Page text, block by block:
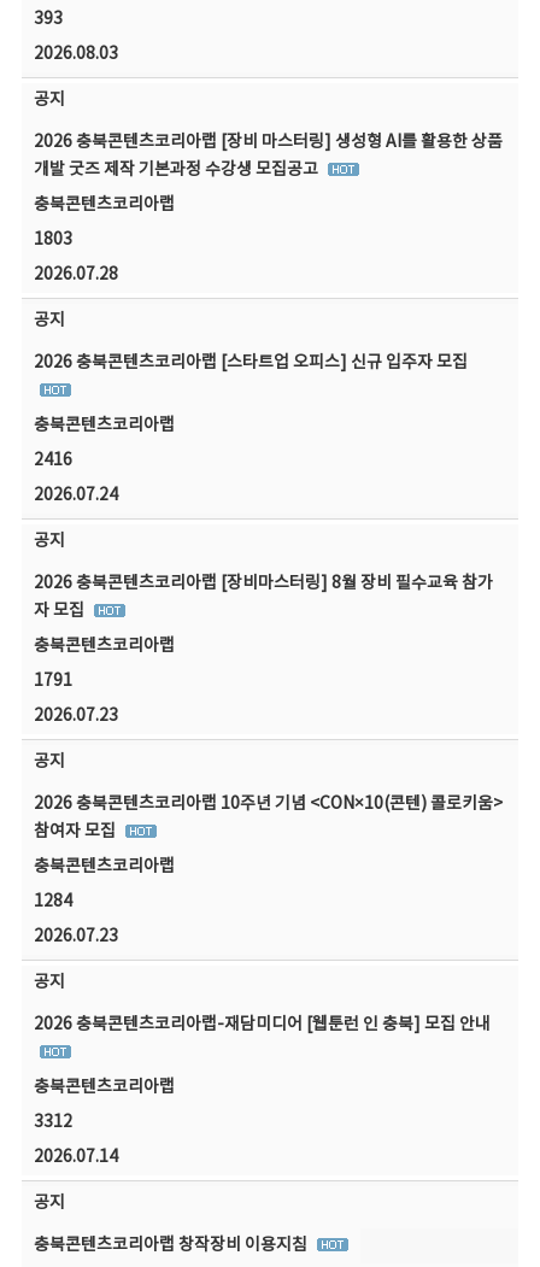
393
2026.08.03
공지
2026 충북콘텐츠코리아랩 [장비 마스터링] 생성형 AI를 활용한 상품
개발 굿즈 제작 기본과정 수강생 모집공고
충북콘텐츠코리아랩
1803
2026.07.28
공지
2026 충북콘텐츠코리아랩 [스타트업 오피스] 신규 입주자 모집
충북콘텐츠코리아랩
2416
2026.07.24
공지
2026 충북콘텐츠코리아랩 [장비마스터링] 8월 장비 필수교육 참가
자 모집
충북콘텐츠코리아랩
1791
2026.07.23
공지
2026 충북콘텐츠코리아랩 10주년 기념 <CON×10(콘텐) 콜로키움>
참여자 모집
충북콘텐츠코리아랩
1284
2026.07.23
공지
2026 충북콘텐츠코리아랩-재담미디어 [웹툰런 인 충북] 모집 안내
충북콘텐츠코리아랩
3312
2026.07.14
공지
충북콘텐츠코리아랩 창작장비 이용지침